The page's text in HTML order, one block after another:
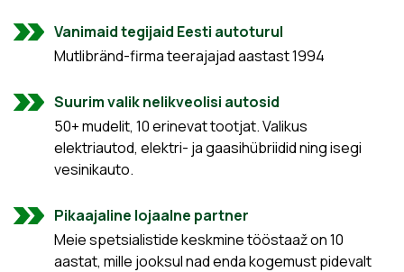
Vanimaid tegijaid Eesti autoturul
Mutlibränd-firma teerajajad aastast 1994
Suurim valik nelikveolisi autosid
50+ mudelit, 10 erinevat tootjat. Valikus
elektriautod, elektri- ja gaasihübriidid ning isegi
vesinikauto.
Pikaajaline lojaalne partner
Meie spetsialistide keskmine tööstaaž on 10
aastat, mille jooksul nad enda kogemust pidevalt